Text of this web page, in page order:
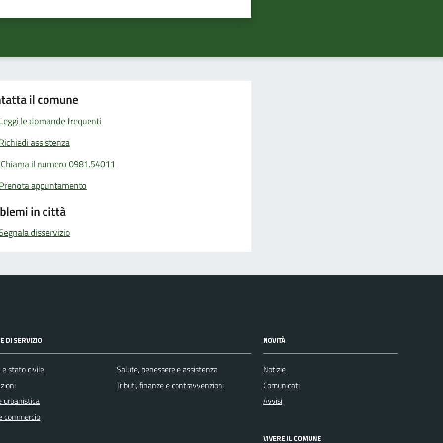
il comune
le domande frequenti
assistenza
Chiama il numero 0981.54011
appuntamento
in città
disservizio
DI SERVIZIO
e stato civile
urbanistica
commercio
Salute, benessere e assistenza
Tributi, finanze e contravvenzioni
NOVITÀ
Notizie
Comunicati
Avvisi
VIVERE IL COMUNE